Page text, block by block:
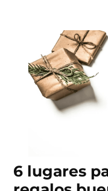
6 lugares